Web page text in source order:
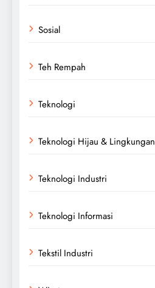
Sosial
Teh Rempah
Teknologi
Teknologi Hijau & Lingkungan
Teknologi Industri
Teknologi Informasi
Tekstil Industri